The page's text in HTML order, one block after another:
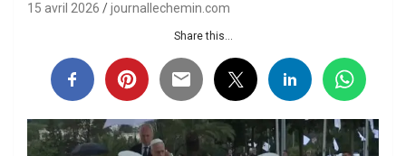
15 avril 2026 journallechemin.com
Share this...